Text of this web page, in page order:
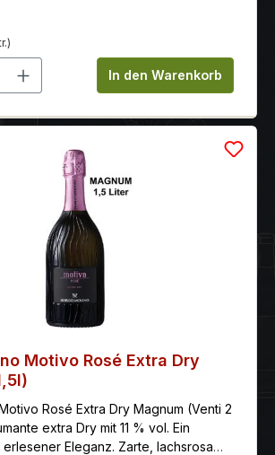
Gib den
In den Warenkorb
Motivo Rosé Extra Dry
Rosé Extra Dry Magnum (Venti 2
extra Dry mit 11 % vol. Ein
Eleganz. Zarte, lachsrosa